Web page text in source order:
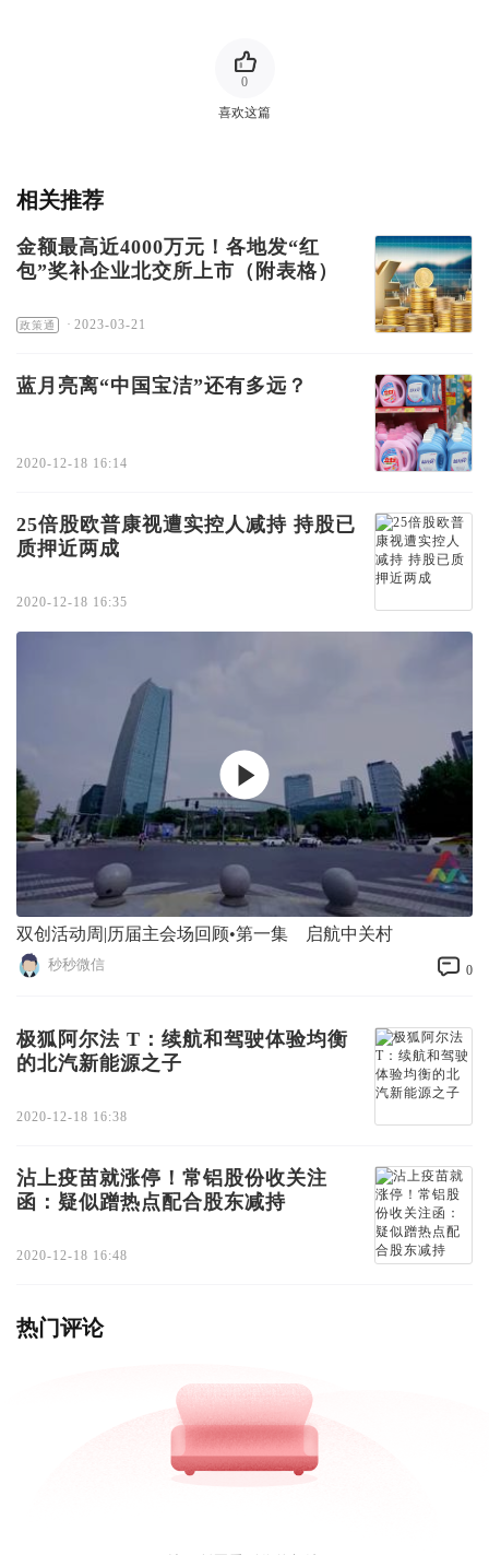
喜欢这篇
0
相关推荐
金额最高近4000万元！各地发“红
包”奖补企业北交所上市（附表格）
政策通 · 2023-03-21
蓝月亮离“中国宝洁”还有多远？
2020-12-18 16:14
25倍股欧普康视遭实控人减持 持股已
质押近两成
2020-12-18 16:35
双创活动周|历届主会场回顾•第一集 启航中关村
秒秒微信 0
极狐阿尔法 T：续航和驾驶体验均衡
的北汽新能源之子
2020-12-18 16:38
沾上疫苗就涨停！常铝股份收关注
函：疑似蹭热点配合股东减持
2020-12-18 16:48
热门评论